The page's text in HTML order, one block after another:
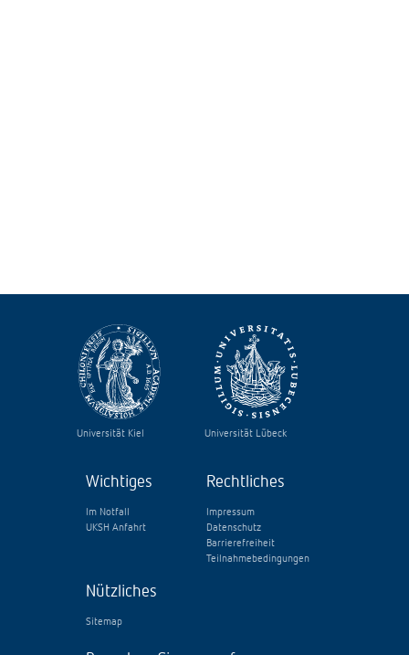
Universität Kiel Universität Lübeck
Wichtiges
Im Notfall
UKSH Anfahrt
Rechtliches
Impressum
Datenschutz
Barrierefreiheit
Teilnahmebedingungen
Nützliches
Sitemap